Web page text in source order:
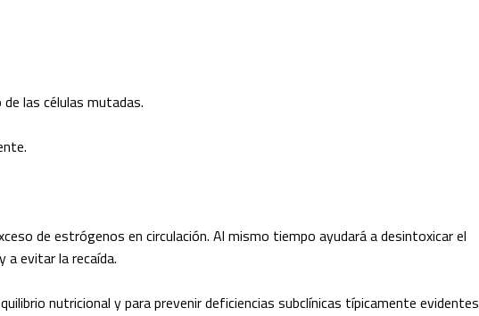
las células mutadas.
de estrógenos en circulación. Al mismo tiempo ayudará a desintoxicar el
a evitar la recaída.
nutricional y para prevenir deficiencias subclínicas típicamente evidentes